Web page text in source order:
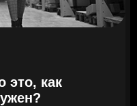
это, как